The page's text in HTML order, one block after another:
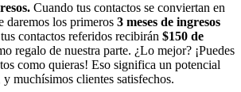
Cuando tus contactos se conviertan en
daremos los primeros 3 meses de ingresos
contactos referidos recibirán $150 de
regalo de nuestra parte. ¿Lo mejor? ¡Puedes
como quieras! Eso significa un potencial
y muchísimos clientes satisfechos.